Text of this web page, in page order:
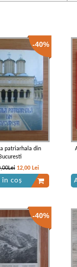
-40%
patriarhala din
Bucuresti
12,00 Lei
în coș
-40%